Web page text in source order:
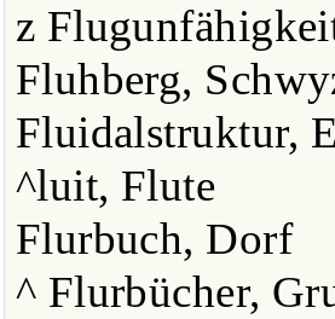
z
Fluhberg,
Fluidalstruktur,
^luit, Flute
Flurbuch, Dorf
^ Flurbücher,